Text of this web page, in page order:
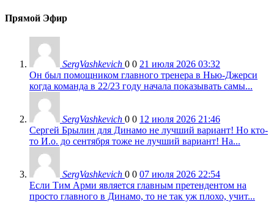
Прямой Эфир
SergVashkevich 0 0 21 июля 2026 03:32
Он был помощником главного тренера в Нью-Джерси
когда команда в 22/23 году начала показывать самы...
SergVashkevich 0 0 12 июля 2026 21:46
Сергей Брылин для Динамо не лучший вариант! Но кто-
то И.о. до сентября тоже не лучший вариант! На...
SergVashkevich 0 0 07 июля 2026 22:54
Если Тим Арми является главным претендентом на
просто главного в Динамо, то не так уж плохо, учит...